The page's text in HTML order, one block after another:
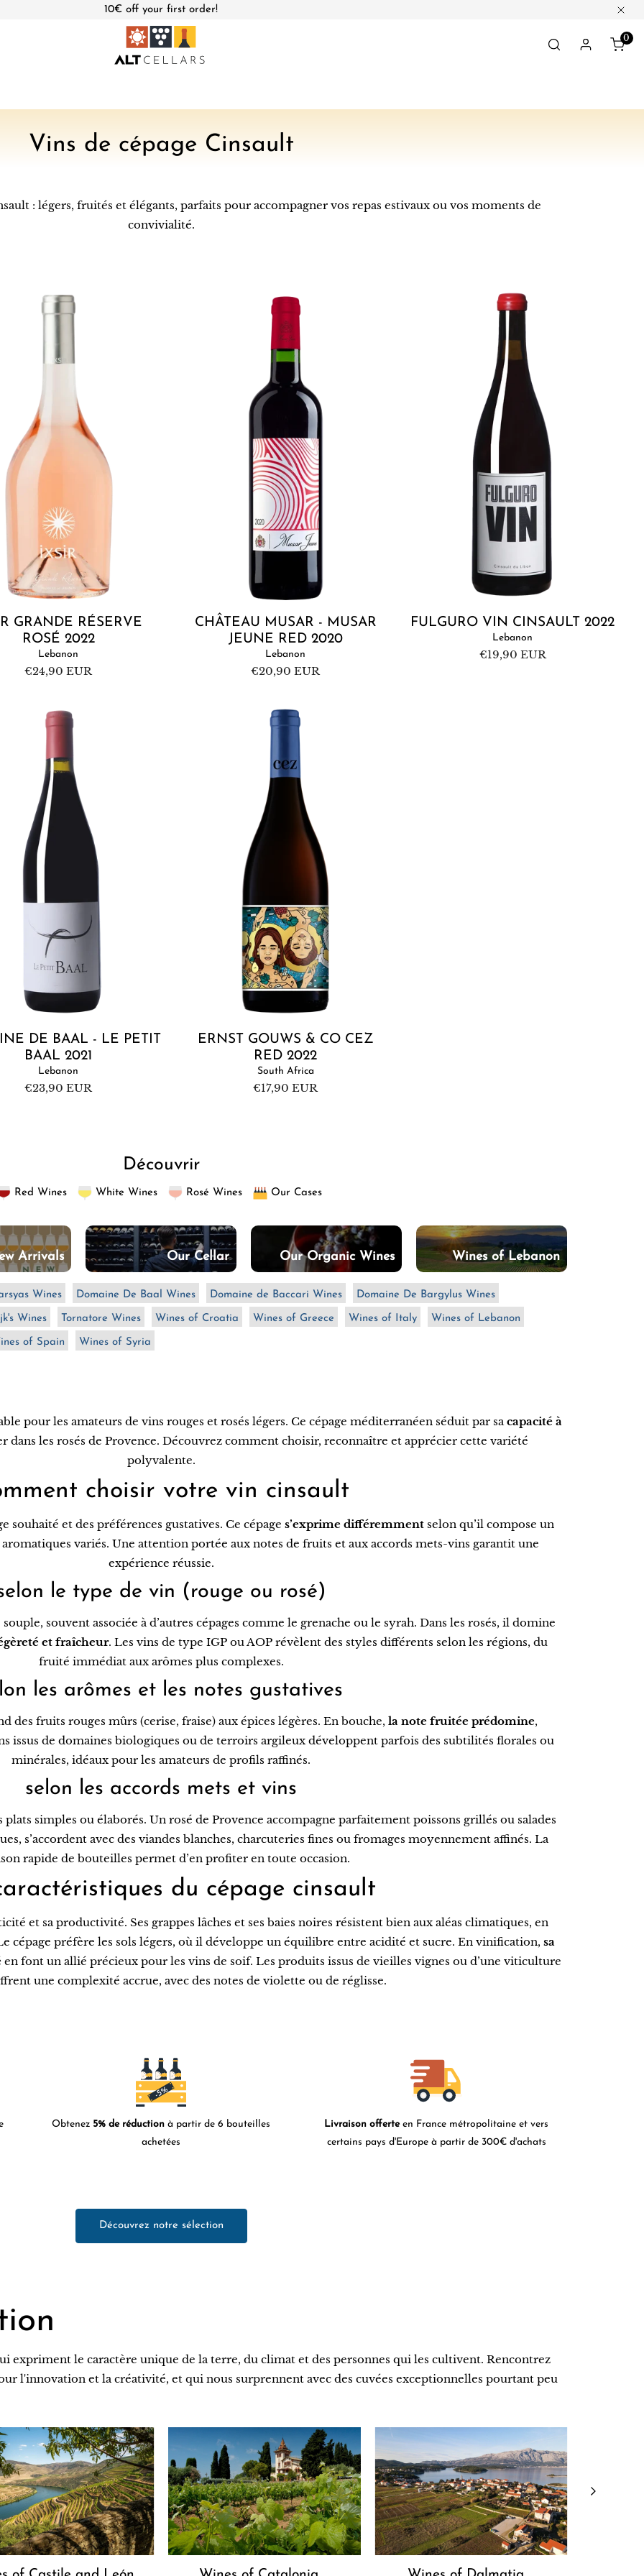
10€ off your first order!
Log in
0
C
l
n
:
Vins de cépage Cinsault
: légers, fruités et élégants, parfaits pour accompagner vos repas estivaux ou vos moments de
convivialité.
Add to cart
GRANDE RÉSERVE
ROSÉ 2022
Lebanon
Regular
price
€24,90 EUR
Add to cart
CHÂTEAU MUSAR - MUSAR
JEUNE RED 2020
Lebanon
Regular
price
€20,90 EUR
Add to cart
FULGURO VIN CINSAULT 2022
Lebanon
Regular
price
€19,90 EUR
Add to cart
DE BAAL - LE PETIT
BAAL 2021
Lebanon
Regular
price
€23,90 EUR
Add to cart
ERNST GOUWS & CO CEZ
RED 2022
South Africa
Regular
price
€17,90 EUR
Découvrir
Red Wines White Wines Rosé Wines Our Cases
Arrivals Our Cellar Our Organic Wines Wines of Lebanon
Wines Domaine De Baal Wines Domaine de Baccari Wines Domaine De Bargylus Wines
Wines Tornatore Wines Wines of Croatia Wines of Greece Wines of Italy Wines of Lebanon
of Spain Wines of Syria
pour les amateurs de vins rouges et rosés légers. Ce cépage méditerranéen séduit par sacapacité à
dans les rosés de Provence. Découvrez comment choisir, reconnaître et apprécier cette variété
polyvalente.
choisir votre vin cinsault
souhaité et des préférences gustatives. Ce cépage s’exprime différemment selon qu’il compose un
variés. Une attention portée aux notes de fruits et aux accords mets-vins garantit une
expérience réussie.
le type de vin (rouge ou rosé)
souvent associée à d’autres cépages comme le grenache ou le syrah. Dans les rosés, il domine
et fraîcheur. Les vins de type IGP ou AOP révèlent des styles différents selon les régions, du
fruité immédiat aux arômes plus complexes.
les arômes et les notes gustatives
des fruits rouges mûrs (cerise, fraise) aux épices légères. En bouche, la note fruitée prédomine,
issus de domaines biologiques ou de terroirs argileux développent parfois des subtilités florales ou
minérales, idéaux pour les amateurs de profils raffinés.
selon les accords mets et vins
plats simples ou élaborés. Un rosé de Provence accompagne parfaitement poissons grillés ou salades
s’accordent avec des viandes blanches, charcuteries fines ou fromages moyennement affinés. La
rapide de bouteilles permet d’en profiter en toute occasion.
du cépage cinsault
et sa productivité. Ses grappes lâches et ses baies noires résistent bien aux aléas climatiques, en
cépage préfère les sols légers, où il développe un équilibre entre acidité et sucre. En vinification, sa
en font un allié précieux pour les vins de soif. Les produits issus de vieilles vignes ou d’une viticulture
une complexité accrue, avec des notes de violette ou de réglisse.
Obtenez 5% de réductionà partir de 6 bouteilles
achetées
Livraison offerteen France métropolitaine et vers
certains pays d'Europe à partir de 300€ d'achats
Découvrez notre sélection
expriment le caractère unique de la terre, du climat et des personnes qui les cultivent. Rencontrez
l'innovation et la créativité, et qui nous surprennent avec des cuvées exceptionnelles pourtant peu